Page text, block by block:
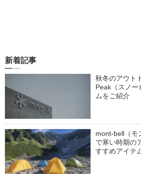
新着記事
秋冬のアウト
Peak（スノー
ムをご紹介
mont-bell（モ
で寒い時期の
すすめアイテ